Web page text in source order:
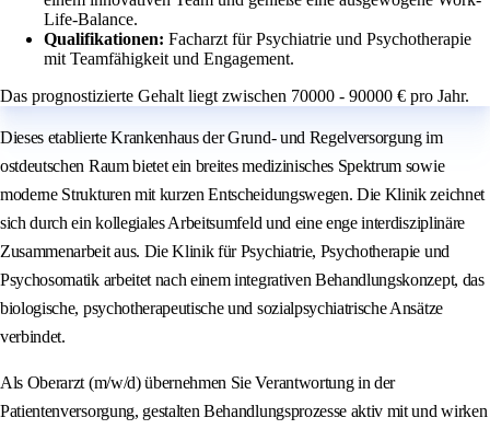
Life-Balance.
Qualifikationen: Facharzt für Psychiatrie und Psychotherapie
mit Teamfähigkeit und Engagement.
Das prognostizierte Gehalt liegt zwischen 70000 - 90000 € pro Jahr.
Dieses etablierte Krankenhaus der Grund- und Regelversorgung im
ostdeutschen Raum bietet ein breites medizinisches Spektrum sowie
moderne Strukturen mit kurzen Entscheidungswegen. Die Klinik zeichnet
sich durch ein kollegiales Arbeitsumfeld und eine enge interdisziplinäre
Zusammenarbeit aus. Die Klinik für Psychiatrie, Psychotherapie und
Psychosomatik arbeitet nach einem integrativen Behandlungskonzept, das
biologische, psychotherapeutische und sozialpsychiatrische Ansätze
verbindet.
Als Oberarzt (m/w/d) übernehmen Sie Verantwortung in der
Patientenversorgung, gestalten Behandlungsprozesse aktiv mit und wirken